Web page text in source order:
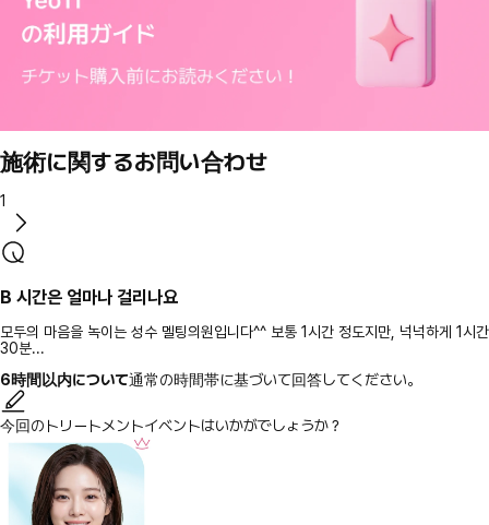
施術に関するお問い合わせ
1
B 시간은 얼마나 걸리나요
모두의 마음을 녹이는 성수 멜팅의원입니다^^ 보통 1시간 정도지만, 넉넉하게 1시간
30분...
6時間以内について通常の時間帯に基づいて回答してください。
今回のトリートメントイベントはいかがでしょうか？